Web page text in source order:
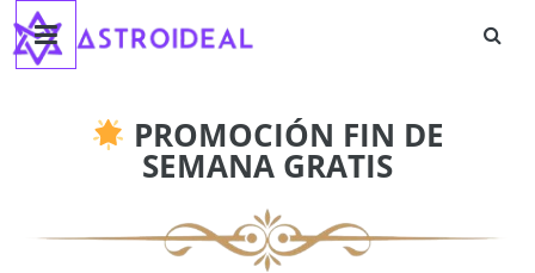
Saltar
contenido
Astroideal
PROMOCIÓN FIN DE
SEMANA GRATIS